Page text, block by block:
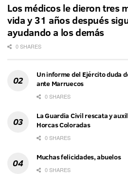
Los médicos le dieron tres
vida y 31 años después
ayudando a los demás
0 SHARES
Un informe del Ejército duda
ante Marruecos
0 SHARES
La Guardia Civil rescata y
Horcas Coloradas
0 SHARES
Muchas felicidades, abuelos
0 SHARES